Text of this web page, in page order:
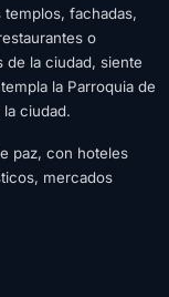
fachadas,
o
de la ciudad, siente
la Parroquia de
ciudad.
paz, con hoteles
mercados